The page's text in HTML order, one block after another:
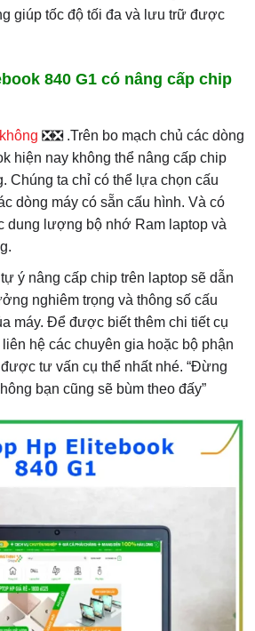
giúp tốc độ tối đa và lưu trữ được
840 G1 có nâng cấp chip
❎❎ .Trên bo mạch chủ các dòng
hiện nay không thể nâng cấp chip
Chúng ta chỉ có thể lựa chọn cấu
dòng máy có sẵn cấu hình. Và có
dung lượng bộ nhớ Ram laptop và
ý nâng cấp chip trên laptop sẽ dẫn
nghiêm trọng và thông số cấu
máy. Để được biết thêm chi tiết cụ
hệ các chuyên gia hoặc bộ phận
tư vấn cụ thể nhất nhé. “Đừng
bạn cũng sẽ bùm theo đấy”